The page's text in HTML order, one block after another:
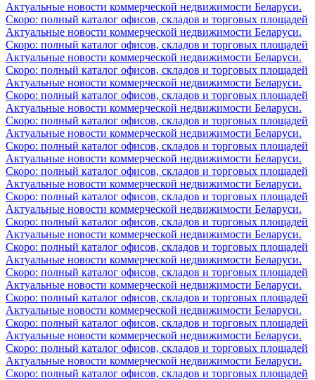
Актуальные новости коммерческой недвижимости Беларуси.
Скоро: полный каталог офисов, складов и торговых площадей
Актуальные новости коммерческой недвижимости Беларуси.
Скоро: полный каталог офисов, складов и торговых площадей
Актуальные новости коммерческой недвижимости Беларуси.
Скоро: полный каталог офисов, складов и торговых площадей
Актуальные новости коммерческой недвижимости Беларуси.
Скоро: полный каталог офисов, складов и торговых площадей
Актуальные новости коммерческой недвижимости Беларуси.
Скоро: полный каталог офисов, складов и торговых площадей
Актуальные новости коммерческой недвижимости Беларуси.
Скоро: полный каталог офисов, складов и торговых площадей
Актуальные новости коммерческой недвижимости Беларуси.
Скоро: полный каталог офисов, складов и торговых площадей
Актуальные новости коммерческой недвижимости Беларуси.
Скоро: полный каталог офисов, складов и торговых площадей
Актуальные новости коммерческой недвижимости Беларуси.
Скоро: полный каталог офисов, складов и торговых площадей
Актуальные новости коммерческой недвижимости Беларуси.
Скоро: полный каталог офисов, складов и торговых площадей
Актуальные новости коммерческой недвижимости Беларуси.
Скоро: полный каталог офисов, складов и торговых площадей
Актуальные новости коммерческой недвижимости Беларуси.
Скоро: полный каталог офисов, складов и торговых площадей
Актуальные новости коммерческой недвижимости Беларуси.
Скоро: полный каталог офисов, складов и торговых площадей
Актуальные новости коммерческой недвижимости Беларуси.
Скоро: полный каталог офисов, складов и торговых площадей
Актуальные новости коммерческой недвижимости Беларуси.
Скоро: полный каталог офисов, складов и торговых площадей